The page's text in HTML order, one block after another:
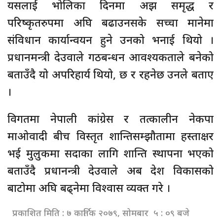
यसलाई भोलिका दिनमा अझ समृद्ध र
परिष्कृतरुपमा अघि बढाउनसके सच्चा मानेमा
संविधान कार्यान्वयन हुने उनको भनाई थियो ।
प्रधानमन्त्री देउवाले गठबन्धन आवश्यकताले बनेको
बताउँदै यो अपरिहार्य थियो, छ र रहनेछ उनले बताए
।
विगतमा नेपाली कांग्रेस र तत्कालीन नेकपा
माओवादी बीच विस्तृत शान्तिसम्झौतामा हस्ताक्षर
भई मुलुकमा सदाका लागि शान्ति स्थापना भएको
बताउँदै प्रधानन्त्री देउवाले अब देश विकासको
बाटोमा अघि बढ्नेमा विश्वास व्यक्त गरे ।
प्रकाशित मिति : ७ कार्तिक २०७९, सोमबार ५ : ०९ बजे